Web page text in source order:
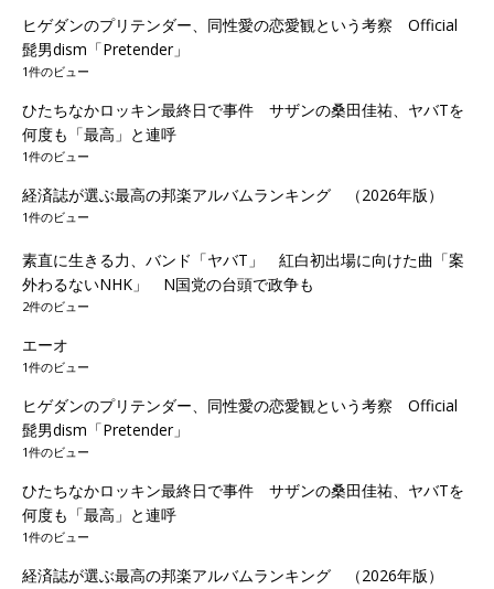
ヒゲダンのプリテンダー、同性愛の恋愛観という考察 Official
髭男dism「Pretender」
1件のビュー
ひたちなかロッキン最終日で事件 サザンの桑田佳祐、ヤバTを
何度も「最高」と連呼
1件のビュー
経済誌が選ぶ最高の邦楽アルバムランキング （2026年版）
1件のビュー
素直に生きる力、バンド「ヤバT」 紅白初出場に向けた曲「案
外わるないNHK」 N国党の台頭で政争も
2件のビュー
エーオ
1件のビュー
ヒゲダンのプリテンダー、同性愛の恋愛観という考察 Official
髭男dism「Pretender」
1件のビュー
ひたちなかロッキン最終日で事件 サザンの桑田佳祐、ヤバTを
何度も「最高」と連呼
1件のビュー
経済誌が選ぶ最高の邦楽アルバムランキング （2026年版）